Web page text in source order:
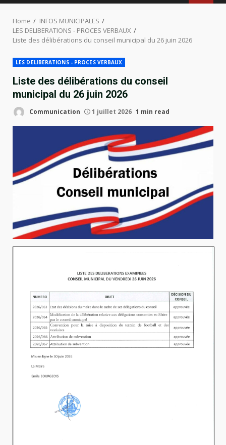
Home
INFOS MUNICIPALES
LES DELIBERATIONS - PROCES VERBAUX
Liste des délibérations du conseil municipal du 26 juin 2026
LES DELIBERATIONS - PROCES VERBAUX
Liste des délibérations du conseil
municipal du 26 juin 2026
Communication 1 juillet 2026 1 min read